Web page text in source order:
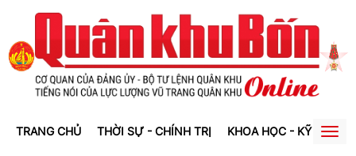
TRANG CHỦ THỜI SỰ - CHÍNH TRỊ KHOA HỌC - KỸ THUẬT